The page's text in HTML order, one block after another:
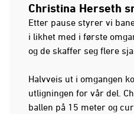
Christina Herseth
Etter pause styrer vi
i likhet med i første
og de skaffer seg flere
Halvveis ut i omgangen
utligningen for vår del.
ballen på 15 meter og